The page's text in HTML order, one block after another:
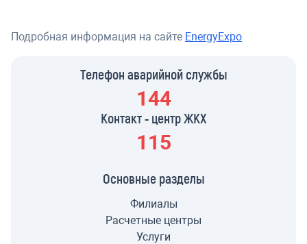
Подробная информация на сайте EnergyExpo
Телефон аварийной службы
144
Контакт - центр ЖКХ
115
Основные разделы
Филиалы
Расчетные центры
Услуги